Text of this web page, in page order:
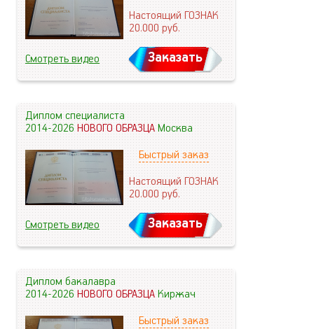
Настоящий ГОЗНАК
20.000руб.
Смотреть видео Заказать
Диплом специалиста
2014-2026НОВОГО ОБРАЗЦАМосква
Быстрый заказ
Настоящий ГОЗНАК
20.000руб.
Смотреть видео Заказать
Диплом бакалавра
2014-2026НОВОГО ОБРАЗЦАКиржач
Быстрый заказ